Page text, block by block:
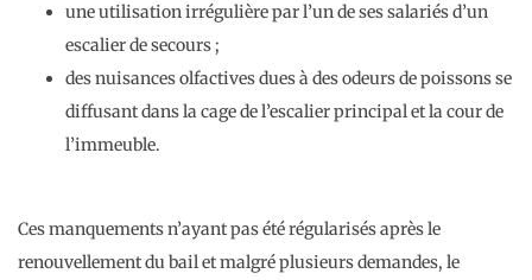
une utilisation irrégulière par l’un de ses salariés d’un
escalier de secours ;
des nuisances olfactives dues à des odeurs de poissons se
diffusant dans la cage de l’escalier principal et la cour de
l’immeuble.
Ces manquements n’ayant pas été régularisés après le
renouvellement du bail et malgré plusieurs demandes, le